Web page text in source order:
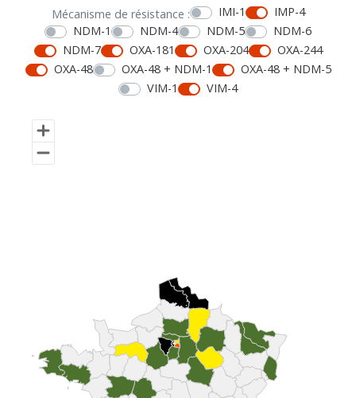
Mécanisme de résistance : IMI-1
IMP-4
NDM-1
NDM-4 NDM-5
NDM-6
NDM-7
OXA-181 OXA-204
OXA-244
OXA-48
OXA-48 + NDM-1
OXA-48 + NDM-5
VIM-1
VIM-4